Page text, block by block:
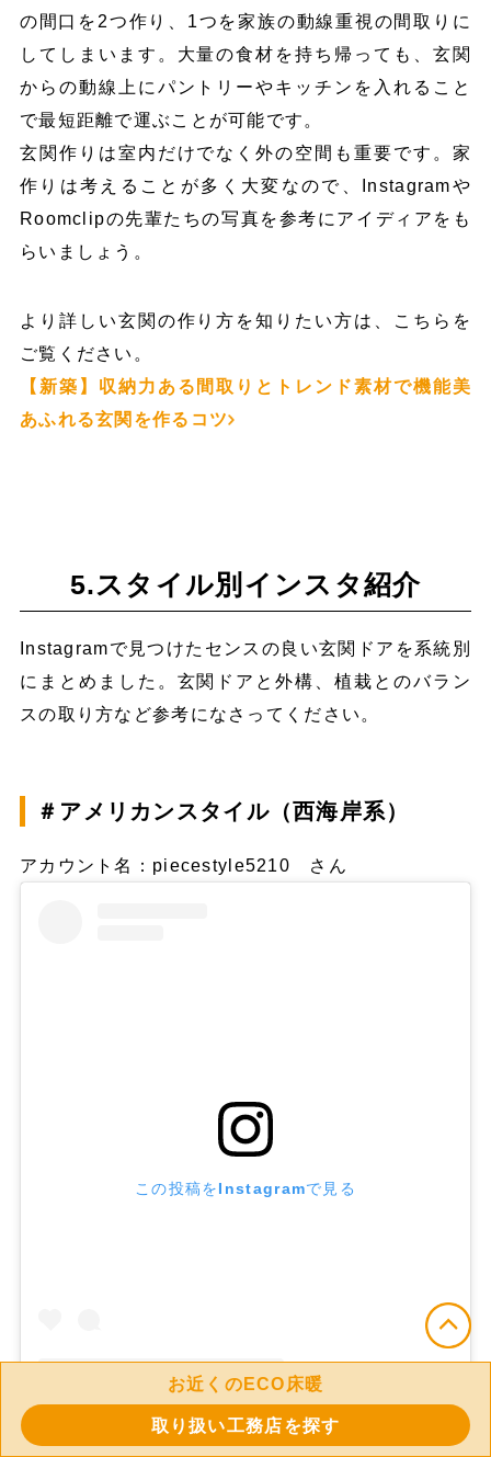
の間口を2つ作り、1つを家族の動線重視の間取りに
してしまいます。大量の食材を持ち帰っても、玄関
からの動線上にパントリーやキッチンを入れること
で最短距離で運ぶことが可能です。
玄関作りは室内だけでなく外の空間も重要です。家
作りは考えることが多く大変なので、Instagramや
Roomclipの先輩たちの写真を参考にアイディアをも
らいましょう。
より詳しい玄関の作り方を知りたい方は、こちらを
ご覧ください。
【新築】収納力ある間取りとトレンド素材で機能美
あふれる玄関を作るコツ
5.スタイル別インスタ紹介
Instagramで見つけたセンスの良い玄関ドアを系統別
にまとめました。玄関ドアと外構、植栽とのバラン
スの取り方など参考になさってください。
＃アメリカンスタイル（西海岸系）
アカウント名：piecestyle5210 さん
この投稿をInstagramで見る
piece style(@piecestyle5210)がシェアした投稿
お近くのECO床暖
取り扱い工務店を探す